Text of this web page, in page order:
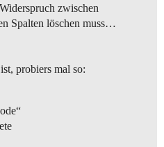
zwischen
Spalten löschen muss…
probiers mal so: